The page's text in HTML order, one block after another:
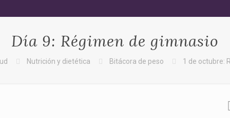
Día 9: Régimen de gimnasio
Nutrición y dietética Bitácora de peso 1 de octubre: